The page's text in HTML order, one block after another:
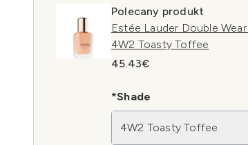
Polecany produkt
Estée Lauder Double
4W2 Toasty Toffee
45.43€
*Shade
4W2 Toasty Toffee